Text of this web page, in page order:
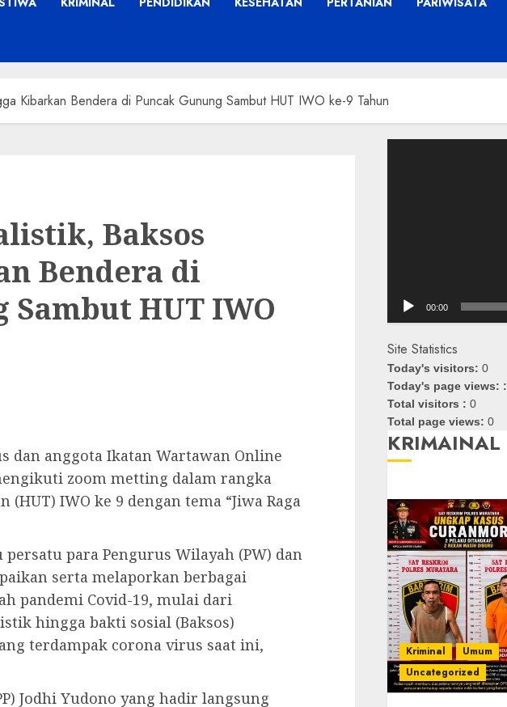
Kibarkan Bendera di Puncak Gunung Sambut HUT IWO ke-9 Tahun
Baksos
Bendera di
Sambut HUT IWO
dan anggota Ikatan Wartawan Online
zoom metting dalam rangka
IWO ke 9 dengan tema “Jiwa Raga
para Pengurus Wilayah (PW) dan
serta melaporkan berbagai
pandemi Covid-19, mulai dari
hingga bakti sosial (Baksos)
terdampak corona virus saat ini,
Jodhi Yudono yang hadir langsung
00:00
Site Statistics
Today's visitors: 0
Today's page views: :
Total visitors : 0
Total page views: 0
KRIMAINAL
Kriminal
Umum
Uncategorized